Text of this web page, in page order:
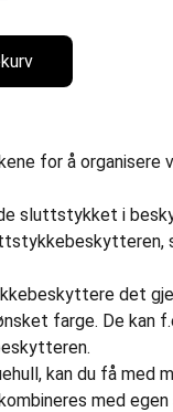
for å organisere
sluttstykket i
det
farge. De kan
kan du få med
med